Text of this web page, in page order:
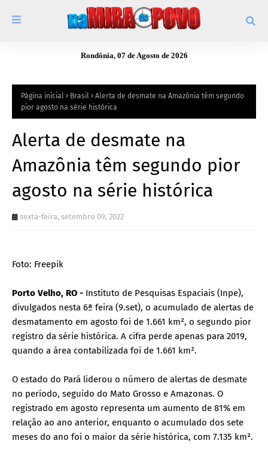
Rondônia, 07 de Agosto de 2026
Página inicial Brasil
Alerta de desmate na Amazônia têm segundo
pior agosto na série histórica
Alerta de desmate na
Amazônia têm segundo pior
agosto na série histórica
sexta-feira, setembro 09, 2022
Foto: Freepik
Porto Velho, RO - Instituto de Pesquisas Espaciais (Inpe),
divulgados nesta 6ª feira (9.set), o acumulado de alertas de
desmatamento em agosto foi de 1.661 km², o segundo pior
registro da série histórica. A cifra perde apenas para 2019,
quando a área contabilizada foi de 1.661 km².
O estado do Pará liderou o número de alertas de desmate
no período, seguido do Mato Grosso e Amazonas. O
registrado em agosto representa um aumento de 81% em
relação ao ano anterior, enquanto o acumulado dos sete
meses do ano foi o maior da série histórica, com 7.135 km².